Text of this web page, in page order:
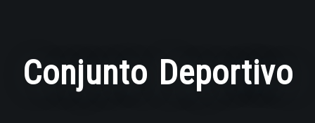
Conjunto Deportivo